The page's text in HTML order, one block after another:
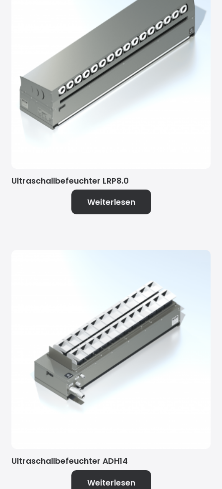
Ultraschallbefeuchter LRP8.0
Weiterlesen
Ultraschallbefeuchter ADH14
Weiterlesen